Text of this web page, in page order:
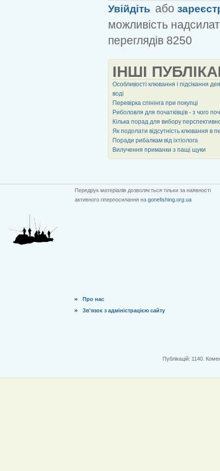
Увійдіть або
можливість
переглядів 8250
ІНШІ
Особливості клювання і підсікання
воді
Перевірка спінінга при покупці
Риболовля для початківців - з чого
Кілька порад для вибору
Як подолати відсутність клювання в
Поради рибалкам від іхтіолога
Вилучення приманки з пащі щуки
Передрук матеріалів дозволяється тільки за наявності
активного гіперпосилання на gonefishing.org.ua
Про нас
Зв'язок з адміністрацією сайту
Публікацій: 1140.